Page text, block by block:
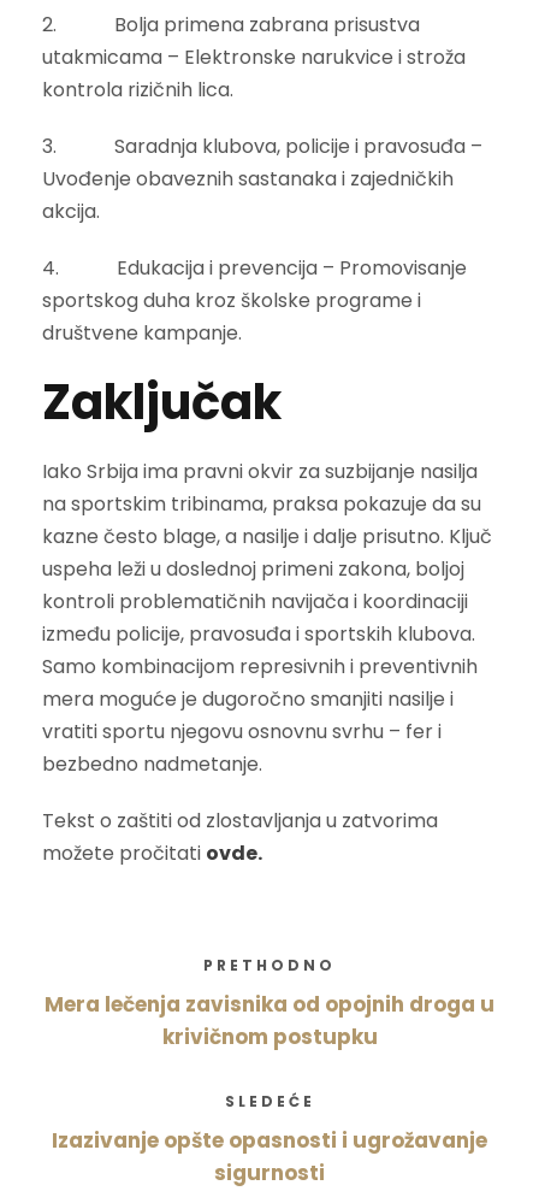
2. Bolja primena zabrana prisustva
utakmicama – Elektronske narukvice i stroža
kontrola rizičnih lica.
3. Saradnja klubova, policije i pravosuđa –
Uvođenje obaveznih sastanaka i zajedničkih
akcija.
4. Edukacija i prevencija – Promovisanje
sportskog duha kroz školske programe i
društvene kampanje.
Zaključak
Iako Srbija ima pravni okvir za suzbijanje nasilja
na sportskim tribinama, praksa pokazuje da su
kazne često blage, a nasilje i dalje prisutno. Ključ
uspeha leži u doslednoj primeni zakona, boljoj
kontroli problematičnih navijača i koordinaciji
između policije, pravosuđa i sportskih klubova.
Samo kombinacijom represivnih i preventivnih
mera moguće je dugoročno smanjiti nasilje i
vratiti sportu njegovu osnovnu svrhu – fer i
bezbedno nadmetanje.
Tekst o zaštiti od zlostavljanja u zatvorima
možete pročitati ovde.
PRETHODNO
Mera lečenja zavisnika od opojnih droga u
krivičnom postupku
SLEDEĆE
Izazivanje opšte opasnosti i ugrožavanje
sigurnosti